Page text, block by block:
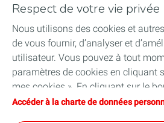
Nos solutions solaires
À propos de nous
Conditions Générales
Respect de votre vie privée
Nous utilisons des cookies et
de vous fournir, d’analyser et
utilisateur. Vous pouvez à tout
paramètres de cookies en cliquant
mes cookies ». En cliquant sur le
vous acceptez le dépôt de
Accéder à la charte de données